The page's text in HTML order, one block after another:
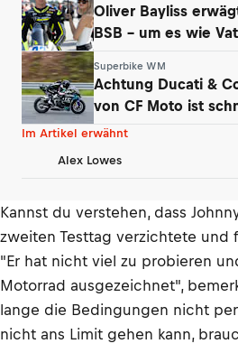
Oliver Bayliss
BSB – um es wie
Superbike WM
Achtung Ducati &
von CF Moto ist
schnell
Im Artikel erwähnt
Alex Lowes
Kannst du verstehen, dass
zweiten Testtag verzichtete und
"Er hat nicht viel zu probieren
Motorrad ausgezeichnet",
lange die Bedingungen nicht
nicht ans Limit gehen kann,